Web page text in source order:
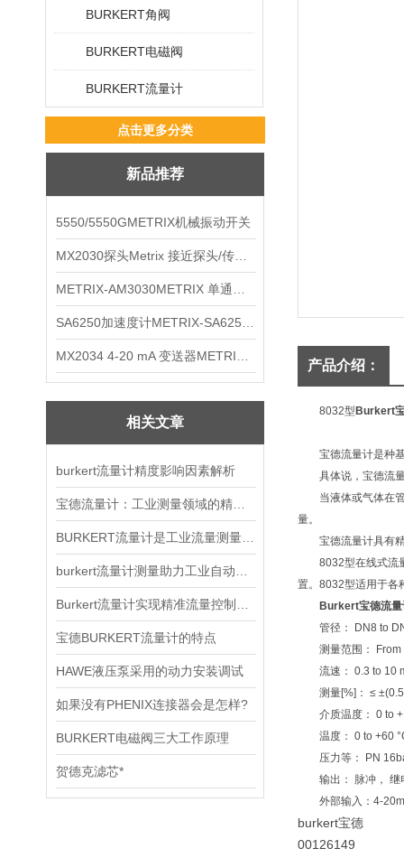
BURKERT角阀
BURKERT电磁阀
BURKERT流量计
点击更多分类
新品推荐
5550/5550GMETRIX机械振动开关
相关文章
burkert流量计精度影响因素解析
宝德BURKERT流量计的特点
HAWE液压泵采用的动力安装调试
如果没有PHENIX连接器会是怎样?
BURKERT电磁阀三大工作原理
贺德克滤芯*
产品介绍：
8032型 Burkert
宝德流量计是种基
具体说，宝德流量
当液体或气体在管
量。
宝德流量计具有精
8032型在线式流量
置。8032型适用于各
Burkert宝德流量
管径： DN8 to
测量范围： From
流速： 0.3 to 10
测量[%]： ≤
介质温度： 0 to
温度： 0 to +60
压力等： PN
输出： 脉冲， 继
外部输入：4-
burkert宝德
00126149